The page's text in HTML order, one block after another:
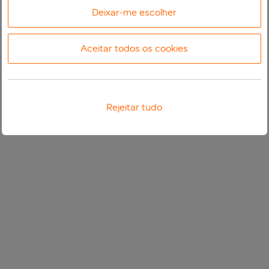
Deixar-me escolher
Aceitar todos os cookies
Rejeitar tudo